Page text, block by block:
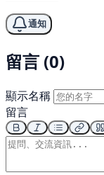
通知
留言 (0)
顯示名稱
留言